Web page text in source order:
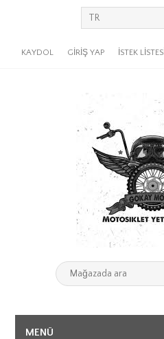
KAYDOL GIRIŞ YAP İSTEK LISTESI
MENÜ